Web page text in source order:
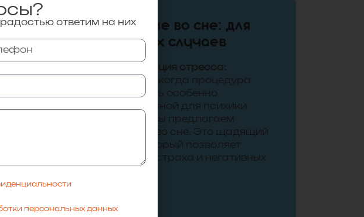
без
Удаление во сне: для
сложных случаев
Минимизация стресса:
В случаях, когда процедура
может быть особенно
травматичной для психики
ребенка, мы предлагаем
удаление во сне. Это щадящий
метод, который позволяет
избежать страха и негативных
ответим на них
персональных данных